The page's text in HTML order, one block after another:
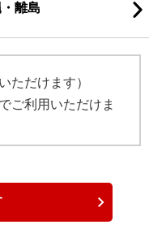
離島
ただけます）
ご利用いただけま